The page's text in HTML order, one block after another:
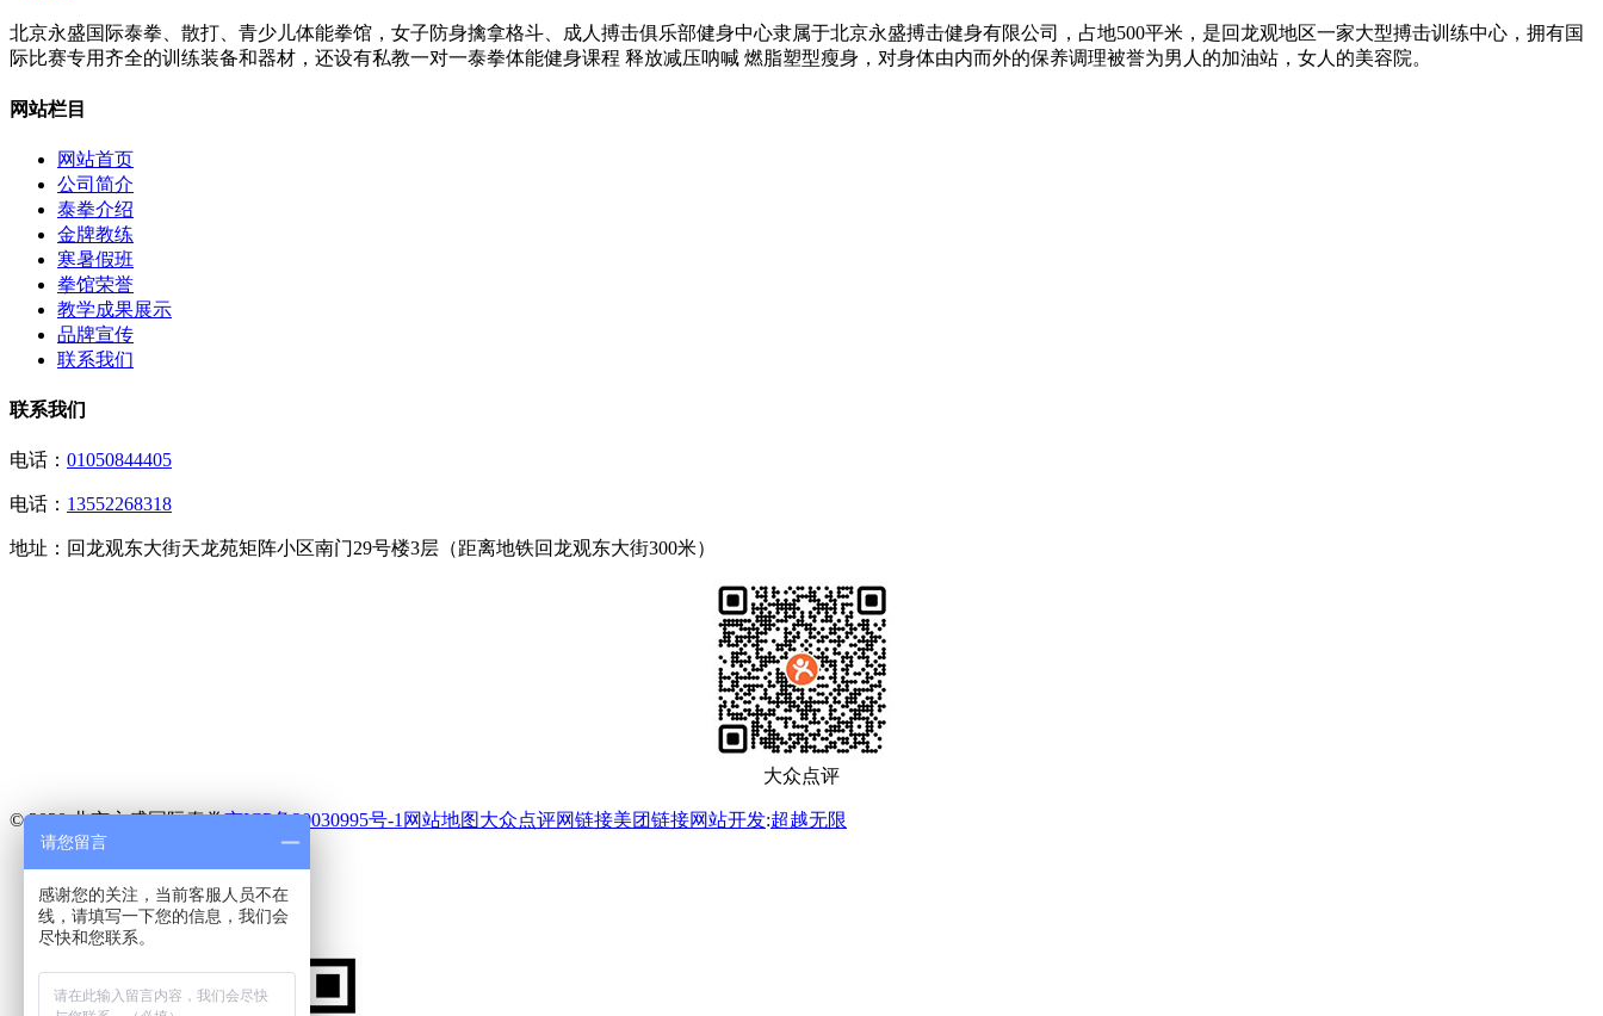
北京永盛国际泰拳、散打、青少儿体能拳馆，女子防身擒拿格斗、成人搏击俱乐部健身中心隶属于北京永盛搏击健身有限公司，占地500平米，是回龙观地区一家大型搏击训练中心，拥有国
际比赛专用齐全的训练装备和器材，还设有私教一对一泰拳体能健身课程 释放减压呐喊 燃脂塑型瘦身，对身体由内而外的保养调理被誉为男人的加油站，女人的美容院。
网站栏目
网站首页
公司简介
泰拳介绍
金牌教练
寒暑假班
拳馆荣誉
教学成果展示
品牌宣传
联系我们
联系我们
电话： 01050844405
电话： 13552268318
地址： 回龙观东大街天龙苑矩阵小区南门29号楼3层（距离地铁回龙观东大街300米）
大众点评
© 2020 北京永盛国际泰拳京ICP备20030995号-1 网站地图大众点评网链接美团链接网站开发:超越无限
短信
地图
请您留言
感谢您的关注，当前客服人员不在
线，请填写一下您的信息，我们会
尽快和您联系。